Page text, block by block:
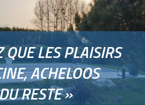
LES PLAISIRS
ACHELOOS
RESTE »